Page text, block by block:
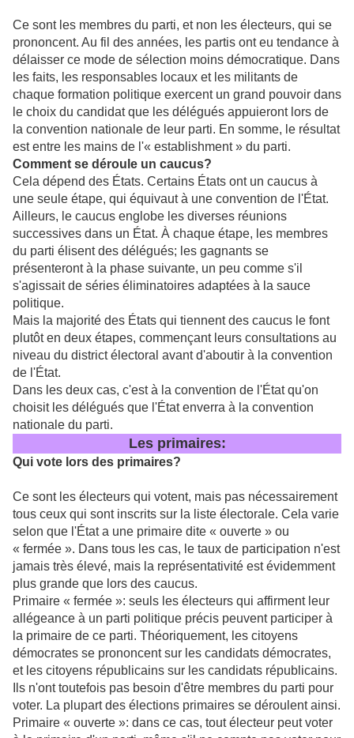
Ce sont les membres du parti, et non les électeurs, qui se
prononcent. Au fil des années, les partis ont eu tendance à
délaisser ce mode de sélection moins démocratique. Dans
les faits, les responsables locaux et les militants de
chaque formation politique exercent un grand pouvoir dans
le choix du candidat que les délégués appuieront lors de
la convention nationale de leur parti. En somme, le résultat
est entre les mains de l'« establishment » du parti.
Comment se déroule un caucus?
Cela dépend des États. Certains États ont un caucus à
une seule étape, qui équivaut à une convention de l'État.
Ailleurs, le caucus englobe les diverses réunions
successives dans un État. À chaque étape, les membres
du parti élisent des délégués; les gagnants se
présenteront à la phase suivante, un peu comme s'il
s'agissait de séries éliminatoires adaptées à la sauce
politique.
Mais la majorité des États qui tiennent des caucus le font
plutôt en deux étapes, commençant leurs consultations au
niveau du district électoral avant d'aboutir à la convention
de l'État.
Dans les deux cas, c'est à la convention de l'État qu'on
choisit les délégués que l'État enverra à la convention
nationale du parti.
Les primaires:
Qui vote lors des primaires?
Ce sont les électeurs qui votent, mais pas nécessairement
tous ceux qui sont inscrits sur la liste électorale. Cela varie
selon que l'État a une primaire dite « ouverte » ou
« fermée ». Dans tous les cas, le taux de participation n'est
jamais très élevé, mais la représentativité est évidemment
plus grande que lors des caucus.
Primaire « fermée »: seuls les électeurs qui affirment leur
allégeance à un parti politique précis peuvent participer à
la primaire de ce parti. Théoriquement, les citoyens
démocrates se prononcent sur les candidats démocrates,
et les citoyens républicains sur les candidats républicains.
Ils n'ont toutefois pas besoin d'être membres du parti pour
voter. La plupart des élections primaires se déroulent ainsi.
Primaire « ouverte »: dans ce cas, tout électeur peut voter